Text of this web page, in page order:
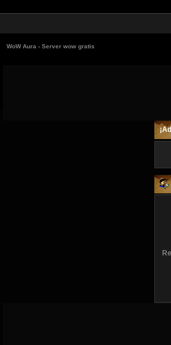
WoW Aura - Server wow gratis